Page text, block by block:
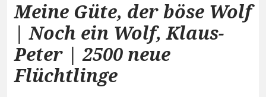
Meine Güte, der böse Wolf
| Noch ein Wolf, Klaus-
Peter | 2500 neue
Flüchtlinge